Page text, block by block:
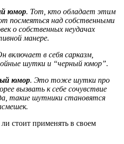
юмор. Тот, кто обладает этим
посмеяться над собственными
о собственных неудачах
манере.
включает в себя сарказм,
шутки и “черный юмор”.
юмор. Это тоже шутки про
вызвать к себе сочувствие
такие шутники становятся
стоит применять в своем